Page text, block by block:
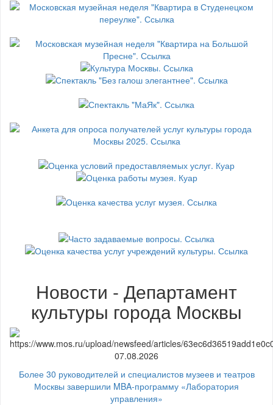
Новости - Департамент
культуры города Москвы
07.08.2026
Более 30 руководителей и специалистов музеев и театров
Москвы завершили MBA-программу «Лаборатория
управления»